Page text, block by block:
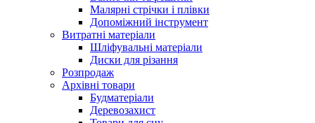
Малярні стрічки і плівки
Допоміжний інструмент
Витратні матеріали
Шліфувальні матеріали
Диски для різання
Розпродаж
Архівні товари
Будматеріали
Деревозахист